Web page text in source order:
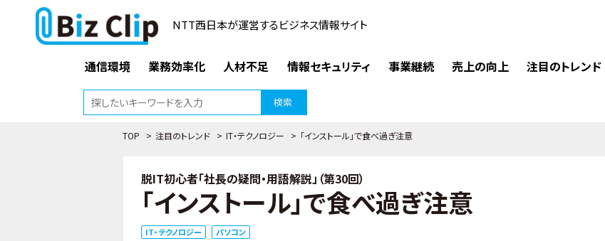
NTT西日本が運営するビジネス情報サイト
通信環境 業務効率化 人材不足 情報セキュリティ 事業継続 売上の向上 注目のトレンド
検索
TOP > 注目のトレンド > IT・テクノロジー > 「インストール」で食べ過ぎ注意
脱IT初心者「社長の疑問・用語解説」（第30回）
「インストール」で食べ過ぎ注意
IT・テクノロジー パソコン